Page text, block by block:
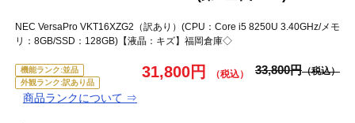
NEC VersaPro VKT16XZG2（訳あり）(CPU：Core i5 8250U 3.40GHz/メモ
リ：8GB/SSD：128GB)【液晶：キズ】福岡倉庫◇
機能ランク:並品
外観ランク:訳あり品
商品ランクについて ⇒
31,800円 33,800円